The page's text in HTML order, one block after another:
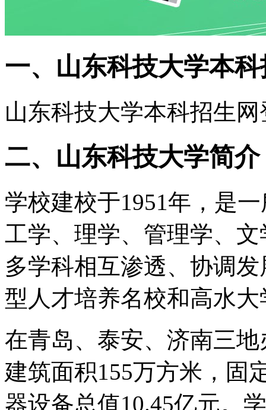
一、山东科技大学本
山东科技大学本科招生
二、山东科技大学简介
学校建校于1951年，是
工学、理学、管理学、
多学科相互渗透、协调
型人才培养名校和高水
在青岛、泰安、济南三
建筑面积155万方米，固
器设备总值10.45亿元。